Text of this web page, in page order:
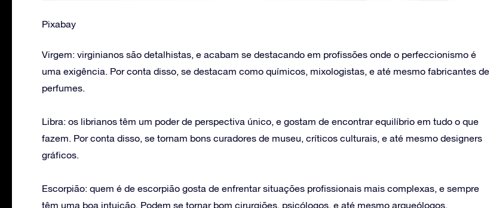
Pixabay
Virgem: virginianos são detalhistas, e acabam se destacando em profissões onde o perfeccionismo é
uma exigência. Por conta disso, se destacam como químicos, mixologistas, e até mesmo fabricantes de
perfumes.
Libra: os librianos têm um poder de perspectiva único, e gostam de encontrar equilíbrio em tudo o que
fazem. Por conta disso, se tornam bons curadores de museu, críticos culturais, e até mesmo designers
gráficos.
Escorpião: quem é de escorpião gosta de enfrentar situações profissionais mais complexas, e sempre
têm uma boa intuição. Podem se tornar bom cirurgiões, psicólogos, e até mesmo arqueólogos.